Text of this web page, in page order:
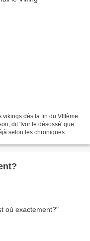
dès la fin du VIIIème
dit 'Ivor le désossé' que
selon les chroniques